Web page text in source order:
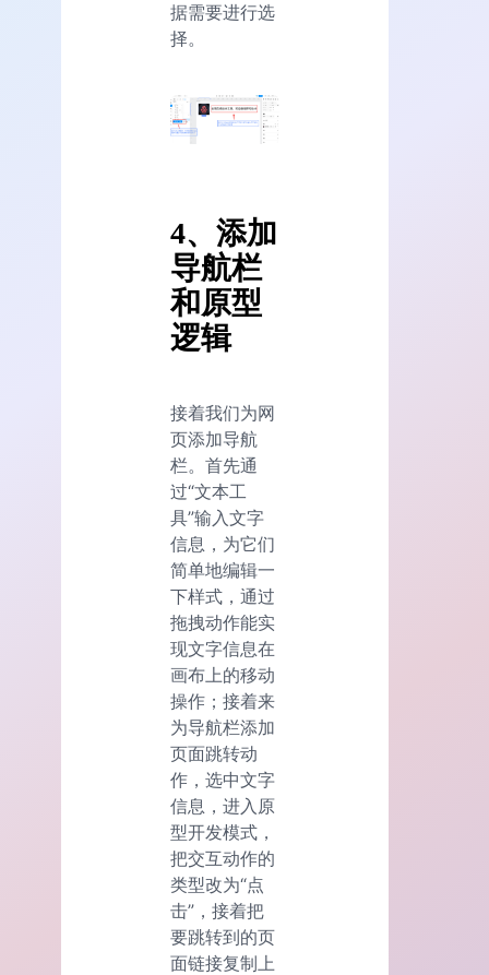
据需要进行选
择。
4、添加
导航栏
和原型
逻辑
接着我们为网
页添加导航
栏。首先通
过“文本工
具”输入文字
信息，为它们
简单地编辑一
下样式，通过
拖拽动作能实
现文字信息在
画布上的移动
操作；接着来
为导航栏添加
页面跳转动
作，选中文字
信息，进入原
型开发模式，
把交互动作的
类型改为“点
击”，接着把
要跳转到的页
面链接复制上